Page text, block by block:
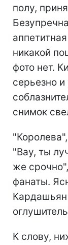
полу,
никакой
фото нет.
серьезно
снимок
"Вау, ты
же
фанаты.
Кардашьян
К слову,